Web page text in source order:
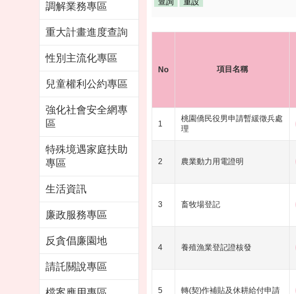
調解業務專區
重大計畫進度查詢
性別主流化專區
兒童權利公約專區
強化社會安全網專
區
特殊境遇家庭扶助
專區
生活資訊
廉政服務專區
反貪倡廉園地
請託關說專區
No 項目名稱
1
桃園僑民役男申請暫緩徵兵處
理
2 農業動力用電證明
3 畜牧場登記
4 養殖漁業登記證核發
5 轉(契)作補貼及休耕給付申請